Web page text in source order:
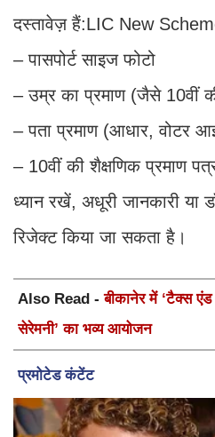
दस्तावेज़ हैं:LIC New
– पासपोर्ट साइज फोटो
– उम्र का प्रमाण (जैसे 10वीं
– पता प्रमाण (आधार, वोटर
– 10वीं की शैक्षणिक प्रमाण
ध्यान रखें, अधूरी जानकारी या
रिजेक्ट किया जा सकता है।
Also Read -बीकानेर में ‘टैक्स
सेरेमनी’ का भव्य आयोजन